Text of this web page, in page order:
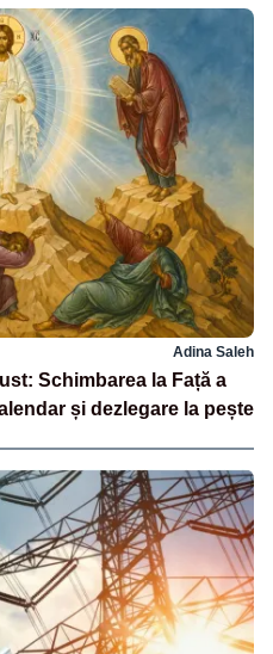
Adina Saleh
Schimbarea la Față a
și dezlegare la pește